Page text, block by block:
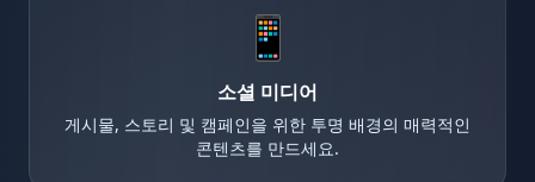
📱
소셜 미디어
게시물, 스토리 및 캠페인을 위한 투명 배경의 매력적인
콘텐츠를 만드세요.